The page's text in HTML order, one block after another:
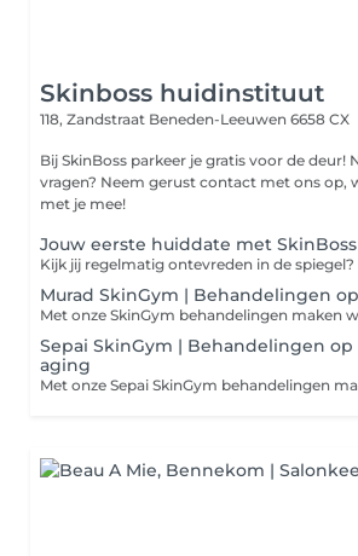
Skinboss huidinstituut
118, Zandstraat Beneden-Leeuwen 6658 CX
Bij SkinBoss parkeer je gratis voor de deur! Nieuwsgierig of
vragen? Neem gerust contact met ons op,
met je mee!
Jouw eerste huiddate met SkinBoss
Murad SkinGym | Behandelingen
Sepai SkinGym | Behandelingen
aging